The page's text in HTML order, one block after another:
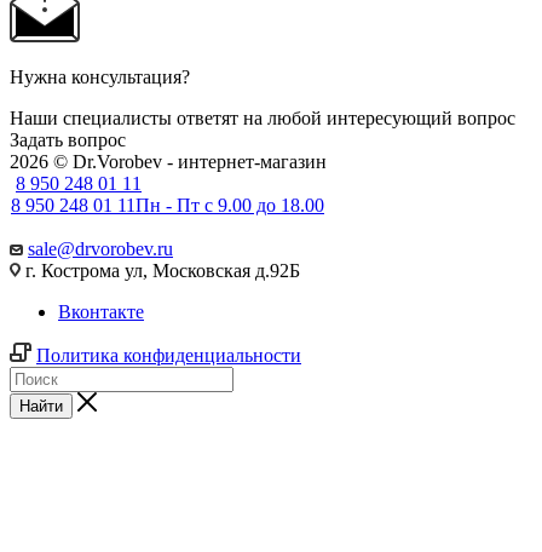
Нужна консультация?
Наши специалисты ответят на любой интересующий вопрос
Задать вопрос
2026 © Dr.Vorobev - интернет-магазин
8 950 248 01 11
8 950 248 01 11Пн - Пт с 9.00 до 18.00
sale@drvorobev.ru
г. Кострома ул, Московская д.92Б
Вконтакте
Политика конфиденциальности
Найти